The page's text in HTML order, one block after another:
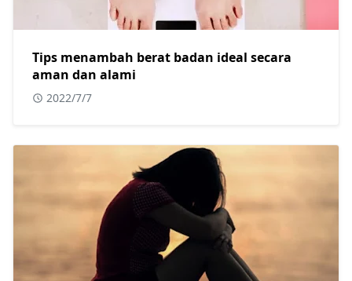
Tips menambah berat badan ideal secara
aman dan alami
2022/7/7